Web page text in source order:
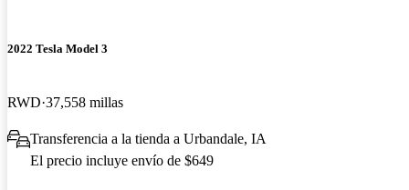
2022 Tesla Model 3
RWD 37,558 millas
Transferencia a la tienda a Urbandale, IA
El precio incluye envío de $649